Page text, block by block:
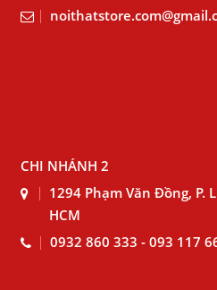
CHI NHÁNH 2
1294 Phạm Văn Đồng, P.
HCM
0932 860 333 - 093 117